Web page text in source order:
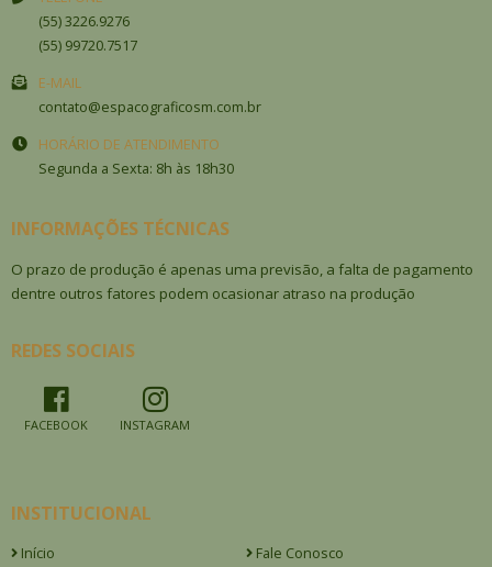
(55) 3226.9276
(55) 99720.7517
E-MAIL
contato@espacograficosm.com.br
HORÁRIO DE ATENDIMENTO
Segunda a Sexta: 8h às 18h30
INFORMAÇÕES TÉCNICAS
O prazo de produção é apenas uma previsão, a falta de pagamento
dentre outros fatores podem ocasionar atraso na produção
REDES SOCIAIS
FACEBOOK INSTAGRAM
INSTITUCIONAL
Início
Fale Conosco